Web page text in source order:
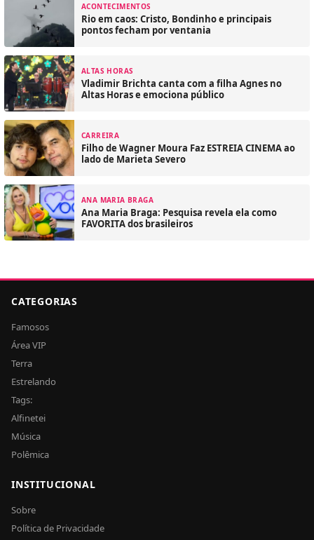
ACONTECIMENTOS
Rio em caos: Cristo, Bondinho e principais
pontos fecham por ventania
ALTAS HORAS
Vladimir Brichta canta com a filha Agnes no
Altas Horas e emociona público
CARREIRA
Filho de Wagner Moura Faz ESTREIA CINEMA ao
lado de Marieta Severo
ANA MARIA BRAGA
Ana Maria Braga: Pesquisa revela ela como
FAVORITA dos brasileiros
CATEGORIAS
Famosos
Área VIP
Terra
Estrelando
Tags:
Alfinetei
Música
Polêmica
INSTITUCIONAL
Sobre
Política de Privacidade